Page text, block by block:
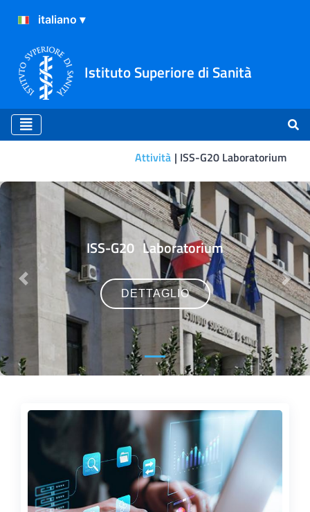
Istituto Superiore di Sanità
Attività ISS-G20 Laboratorium
ISS-G20 Laboratorium
ISS-G20 Laboratorium
DETTAGLIO
Previous Next